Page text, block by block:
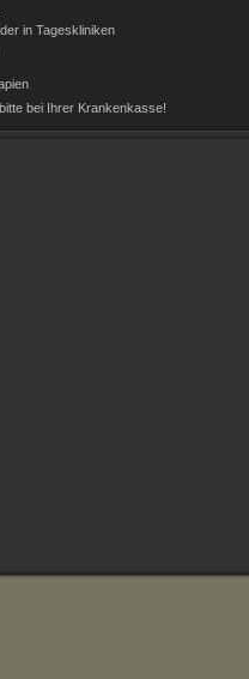
in Tageskliniken
bei Ihrer Krankenkasse!